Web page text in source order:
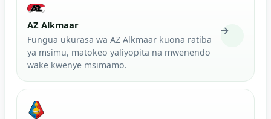
AZ Alkmaar
Fungua ukurasa wa AZ Alkmaar kuona ratiba
ya msimu, matokeo yaliyopita na mwenendo
wake kwenye msimamo.